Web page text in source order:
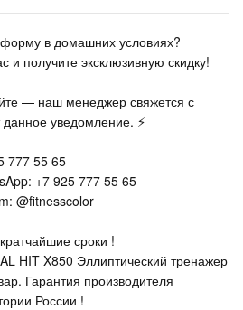
в домашних условиях?
и получите эксклюзивную скидку!
— наш менеджер свяжется с
данное уведомление. ⚡
777 55 65
+7 925 777 55 65
@fitnesscolor
сроки !
HIT X850 Эллиптический тренажер
Гарантия производителя
России !